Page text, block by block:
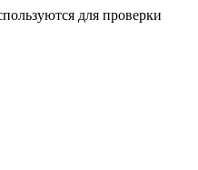
для проверки